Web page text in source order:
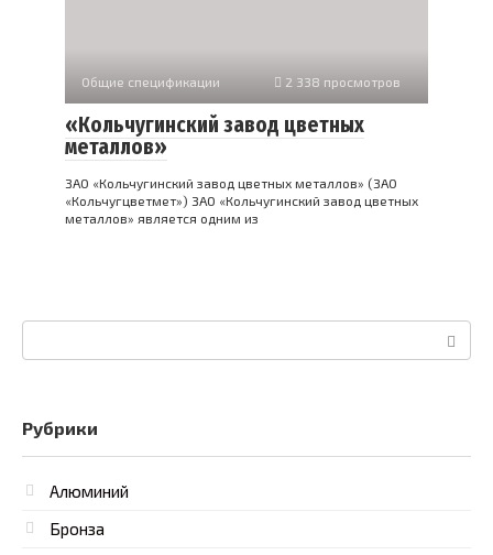
Общие спецификации 2 338 просмотров
«Кольчугинский завод цветных
металлов»
ЗАО «Кольчугинский завод цветных металлов» (ЗАО
«Кольчугцветмет») ЗАО «Кольчугинский завод цветных
металлов» является одним из
Поиск:
Рубрики
Алюминий
Бронза